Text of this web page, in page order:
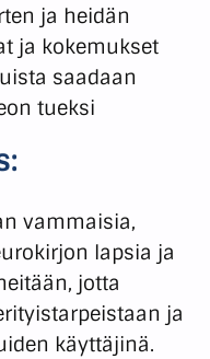
ja heidän
ja kokemukset
saadaan
tueksi
vammaisia,
lapsia ja
jotta
ja
käyttäjinä.